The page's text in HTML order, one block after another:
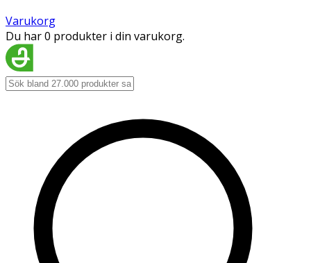
Varukorg
Du har 0 produkter i din varukorg.